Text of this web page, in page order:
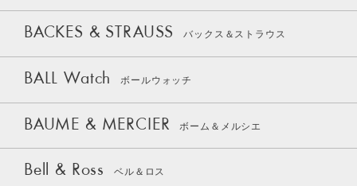
BACKES & STRAUSS バックス＆ストラウス
BALL Watch ボールウォッチ
BAUME & MERCIER ボーム＆メルシエ
Bell & Ross ベル＆ロス